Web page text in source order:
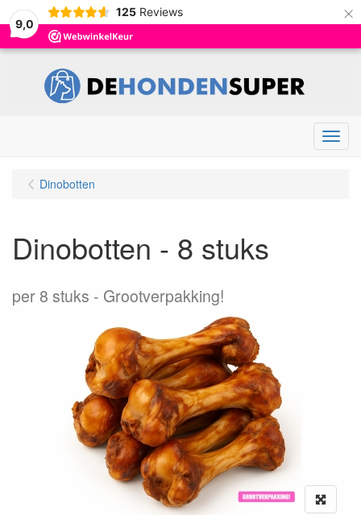
9,0
125 Reviews ×
Menu
Dinobotten
Dinobotten - 8 stuks
per 8 stuks Grootverpakking!